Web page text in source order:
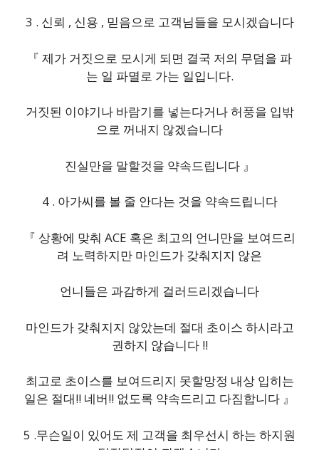
3 . 신뢰 , 신용 , 믿음으로 고객님들을 모시겠습니다
『 제가 거짓으로 모시게 되면 결국 저의 무덤을 파
는 일 파멸로 가는 일입니다.
거짓된 이야기나 바람기를 넣는다거나 허풍을 입밖
으로 꺼내지 않겠습니다
진실만을 말할것을 약속드립니다 』
4 . 아가씨를 볼 줄 안다는 것을 약속드립니다
『 상황에 맞춰 ACE 혹은 최고의 언니만을 보여드리
려 노력하지만 마인드가 갖춰지지 않은
언니들은 과감하게 걸러드리겠습니다
마인드가 갖춰지지 않았는데 절대 초이스 하시라고
권하지 않습니다 !!
최고로 초이스를 보여드리지 못할망정 내상 입히는
일은 절대!! 네버!! 없도록 약속드리고 다짐합니다 』
5 .무슨일이 있어도 제 고객을 최우선시 하는 하지원